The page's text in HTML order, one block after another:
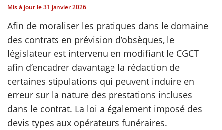
publique
Mis à jour le31 janvier 2026
Afin de moraliser les pratiques dans le domaine
des contrats en prévision d’obsèques, le
législateur est intervenu en modifiant le CGCT
afin d’encadrer davantage la rédaction de
certaines stipulations qui peuvent induire en
erreur sur la nature des prestations incluses
dans le contrat. La loi a également imposé des
devis types aux opérateurs funéraires.